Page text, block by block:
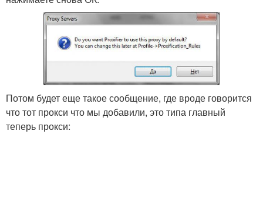
Потом будет еще такое сообщение, где вроде говорится
что тот прокси что мы добавили, это типа главный
теперь прокси: